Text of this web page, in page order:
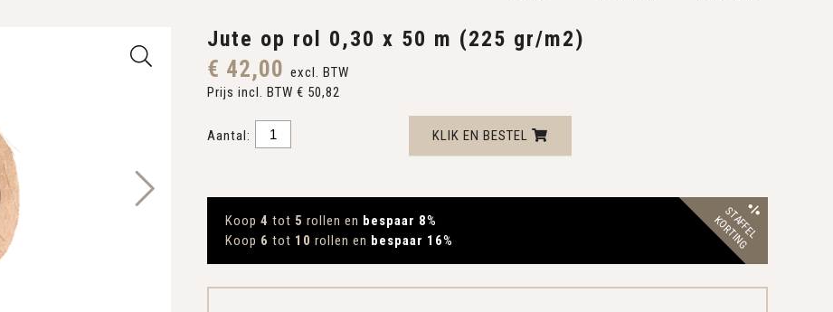
Jute op rol 0,30 x 50 m (225 gr/m2)
€ 42,00 excl. BTW
Prijs incl. BTW € 50,82
Aantal: KLIK EN BESTEL
Koop 4 tot 5 rollen en bespaar 8%
Koop 6 tot 10 rollen en bespaar 16% STAFFEL
KORTING